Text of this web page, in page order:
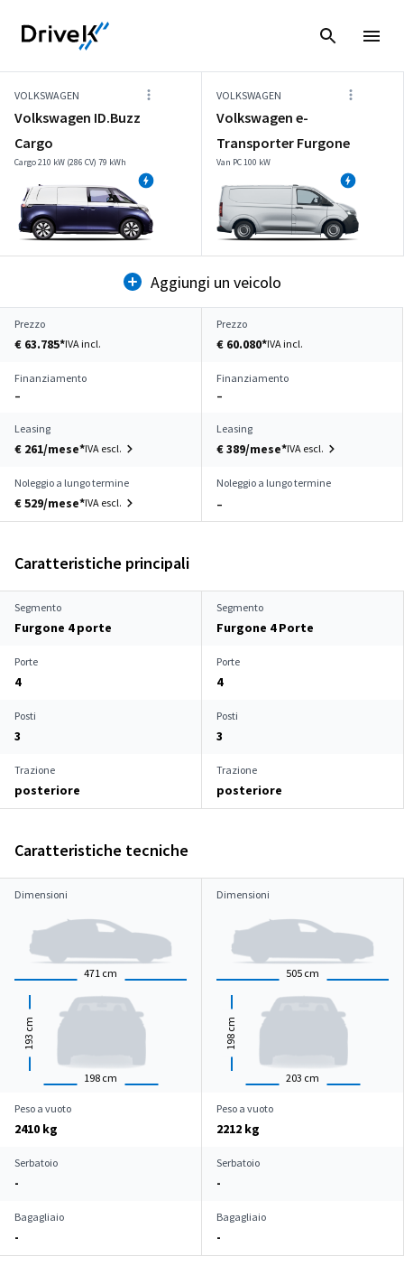
VOLKSWAGEN
Volkswagen ID.Buzz
Cargo
Cargo 210 kW (286 CV) 79 kWh
VOLKSWAGEN
Volkswagen e-
Transporter Furgone
Van PC 100 kW
Aggiungi un veicolo
Prezzo
€ 63.785*IVA incl.
Prezzo
€ 60.080*IVA incl.
Finanziamento
–
Finanziamento
–
Leasing
€ 261/mese*IVA escl.
Leasing
€ 389/mese*IVA escl.
Noleggio a lungo termine
€ 529/mese*IVA escl.
Noleggio a lungo termine
–
Caratteristiche principali
Segmento
Furgone 4 porte
Segmento
Furgone 4 Porte
Porte
4
Porte
4
Posti
3
Posti
3
Trazione
posteriore
Trazione
posteriore
Caratteristiche tecniche
Dimensioni
471 cm
198 cm
193
cm
Dimensioni
505 cm
203 cm
198
cm
Peso a vuoto
2410 kg
Peso a vuoto
2212 kg
Serbatoio
-
Serbatoio
-
Bagagliaio
-
Bagagliaio
-